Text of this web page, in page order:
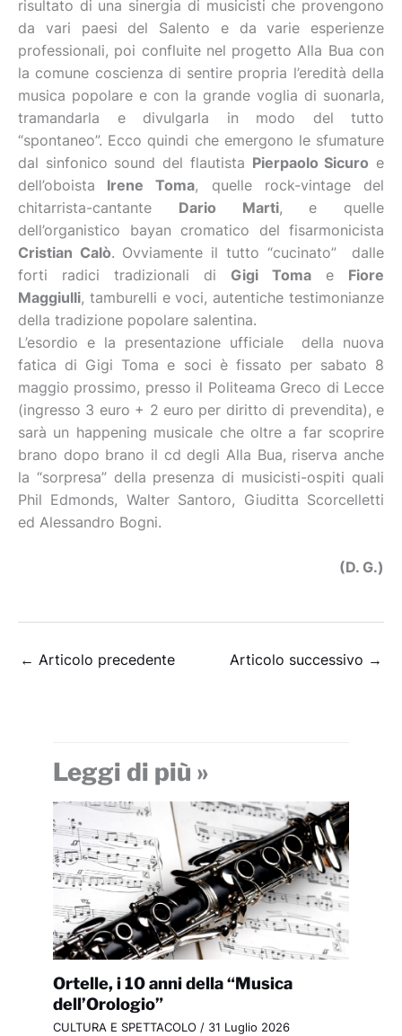
risultato di una sinergia di musicisti che provengono
da vari paesi del Salento e da varie esperienze
professionali, poi confluite nel progetto Alla Bua con
la comune coscienza di sentire propria l’eredità della
musica popolare e con la grande voglia di suonarla,
tramandarla e divulgarla in modo del tutto
“spontaneo”. Ecco quindi che emergono le sfumature
dal sinfonico sound del flautista Pierpaolo Sicuro e
dell’oboista Irene Toma, quelle rock-vintage del
chitarrista-cantante Dario Marti, e quelle
dell’organistico bayan cromatico del fisarmonicista
Cristian Calò. Ovviamente il tutto “cucinato” dalle
forti radici tradizionali di Gigi Toma e Fiore
Maggiulli, tamburelli e voci, autentiche testimonianze
della tradizione popolare salentina.
L’esordio e la presentazione ufficiale della nuova
fatica di Gigi Toma e soci è fissato per sabato 8
maggio prossimo, presso il Politeama Greco di Lecce
(ingresso 3 euro + 2 euro per diritto di prevendita), e
sarà un happening musicale che oltre a far scoprire
brano dopo brano il cd degli Alla Bua, riserva anche
la “sorpresa” della presenza di musicisti-ospiti quali
Phil Edmonds, Walter Santoro, Giuditta Scorcelletti
ed Alessandro Bogni.
(D. G.)
← Articolo precedente Articolo successivo →
Leggi di più »
Ortelle, i 10 anni della “Musica
dell’Orologio”
CULTURA E SPETTACOLO / 31 Luglio 2026